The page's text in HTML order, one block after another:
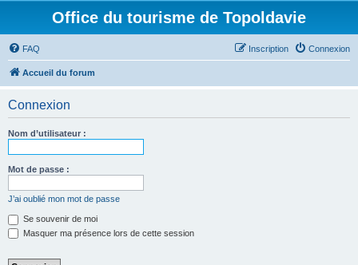
Office du tourisme de Topoldavie
FAQ Connexion
Inscription
Accueil du forum
Connexion
Nom d’utilisateur :
Mot de passe :
J’ai oublié mon mot de passe
Se souvenir de moi
Masquer ma présence lors de cette session